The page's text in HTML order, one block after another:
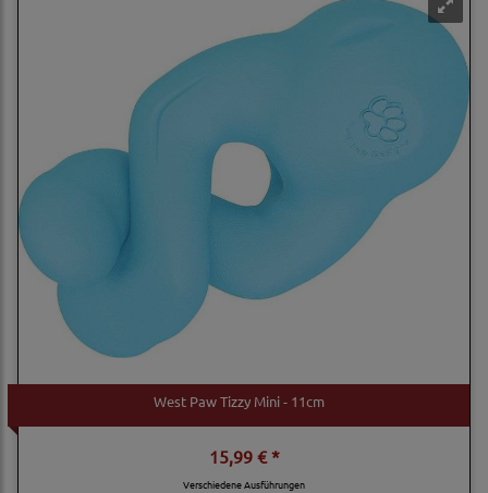
West Paw Tizzy Mini - 11cm
15,99 € *
Verschiedene Ausführungen